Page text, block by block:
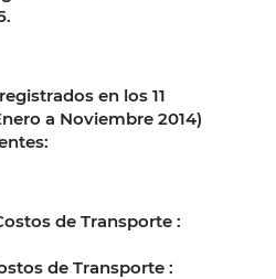
en los 11
a Noviembre 2014)
de Transporte :
de Transporte :